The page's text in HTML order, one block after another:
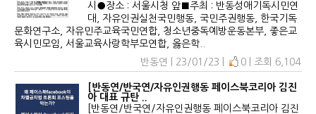
시●장소 : 서울시청 앞■주최 : 반동성애기독시민연
대, 자유인권실천국민행동, 국민주권행동, 한국기독
문화연구소, 자유민주교육국민연합, 청소년중독예방운동본부, 좋은교
육시민모임, 서울교육사랑학부모연합, 옳은학..
반동연 | 23/01/23 |
0 | 조회 6,104
[반동연/반국연/자유인권행동 페이스북코리아 김진
아 대표 규탄 ..
[반동연/반국연/자유인권행동 페이스북코리아 김진